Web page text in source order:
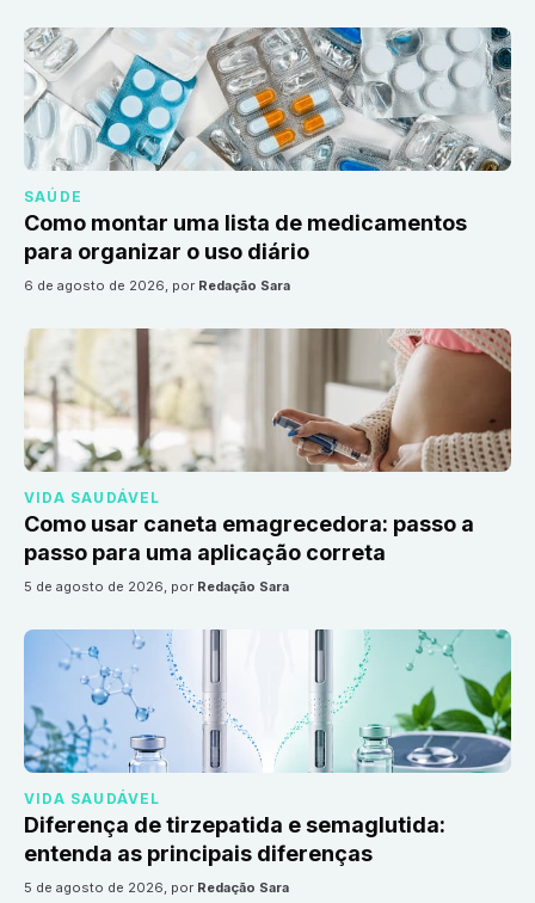
SAÚDE
Como montar uma lista de medicamentos
para organizar o uso diário
6 de agosto de 2026, por Redação Sara
VIDA SAUDÁVEL
Como usar caneta emagrecedora: passo a
passo para uma aplicação correta
5 de agosto de 2026, por Redação Sara
VIDA SAUDÁVEL
Diferença de tirzepatida e semaglutida:
entenda as principais diferenças
5 de agosto de 2026, por Redação Sara